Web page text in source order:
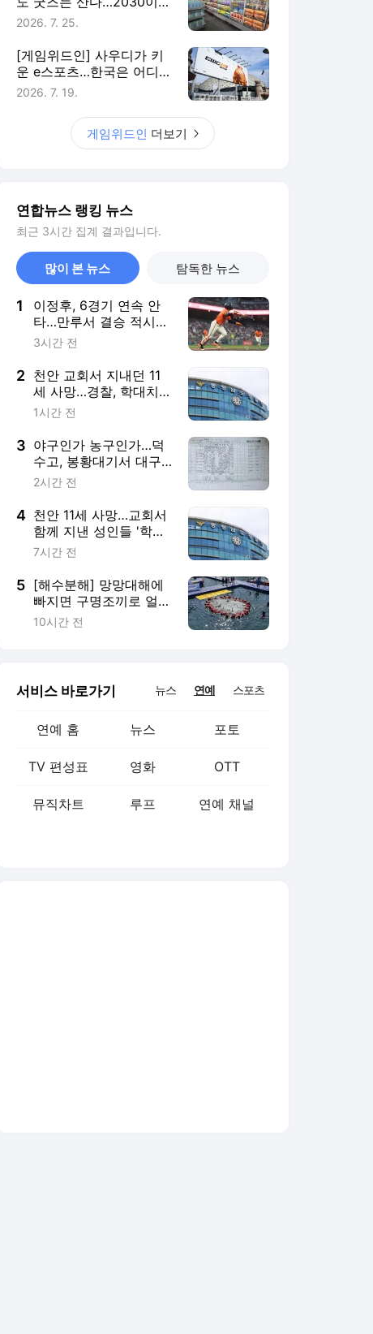
게임에 남는 법
2026. 7. 25.
[게임위드인] 사우디가 키
운 e스포츠…한국은 어디에
있나
2026. 7. 19.
게임위드인 더보기
연합뉴스 랭킹 뉴스
최근 3시간 집계 결과입니다.
많이 본 뉴스 탐독한 뉴스
1
이정후, 6경기 연속 안
타…만루서 결승 적시타
(종합)
3시간 전
2 천안 교회서 지내던 11
세 사망…경찰, 학대치사
여부 수사(종합)
1시간 전
3 야구인가 농구인가…덕
수고, 봉황대기서 대구
북구SC에 42-0 승리
2시간 전
4 천안 11세 사망…교회서
함께 지낸 성인들 '학대
치사' 여부 수사
7시간 전
5 [해수분해] 망망대해에
빠지면 구명조끼로 얼마
나 버틸까
10시간 전
서비스 바로가기 뉴스 연예 스포츠
연예 홈 뉴스 포토
TV 편성표 영화 OTT
뮤직차트 루프 연예 채널